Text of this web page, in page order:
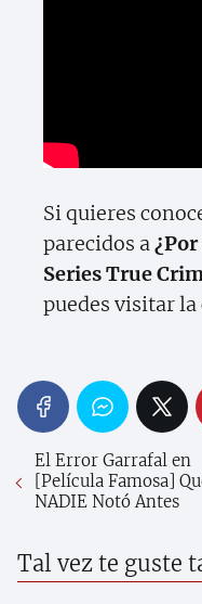
Si quieres
parecidos a
Series True
puedes visitar
El Error Garrafal en
[Película Famosa]
NADIE Notó Antes
Tal vez te guste